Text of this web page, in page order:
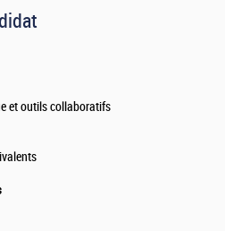
et outils collaboratifs